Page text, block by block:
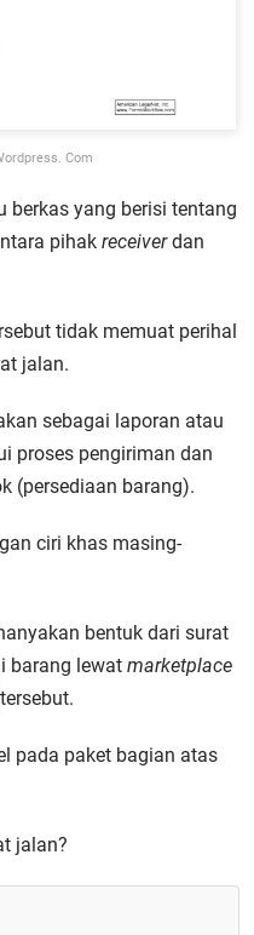
Com
berkas yang berisi tentang
pihak receiverdan
tidak memuat perihal
jalan.
sebagai laporan atau
proses pengiriman dan
(persediaan barang).
ciri khas masing-
bentuk dari surat
barang lewat marketplace
tersebut.
pada paket bagian atas
jalan?